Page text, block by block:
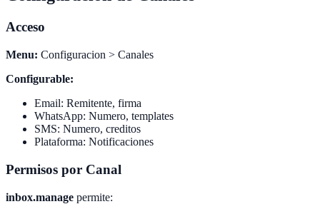
Acceso
Menu: Configuracion > Canales
Configurable:
Email: Remitente, firma
WhatsApp: Numero, templates
SMS: Numero, creditos
Plataforma: Notificaciones
Permisos por Canal
inbox.manage permite: